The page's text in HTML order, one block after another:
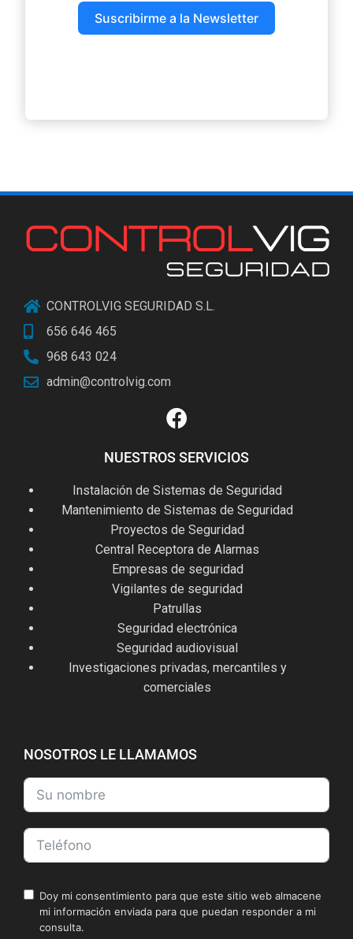
Suscribirme a la Newsletter
CONTROLVIG SEGURIDAD S.L.
656 646 465
968 643 024
admin@controlvig.com
NUESTROS SERVICIOS
Instalación de Sistemas de Seguridad
Mantenimiento de Sistemas de Seguridad
Proyectos de Seguridad
Central Receptora de Alarmas
Empresas de seguridad
Vigilantes de seguridad
Patrullas
Seguridad electrónica
Seguridad audiovisual
Investigaciones privadas, mercantiles y
comerciales
NOSOTROS LE LLAMAMOS
Doy mi consentimiento para que este sitio web almacene
mi información enviada para que puedan responder a mi
consulta.